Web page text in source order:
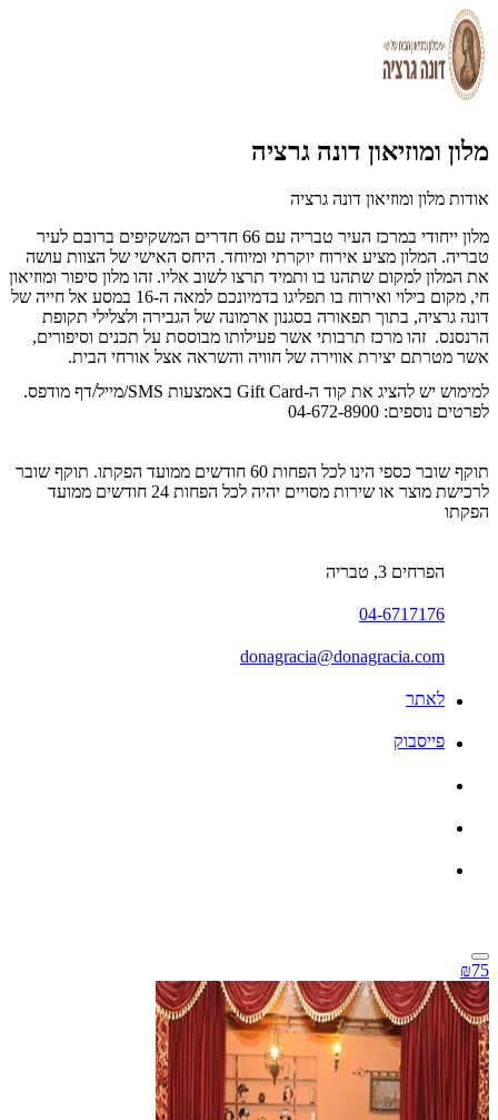
מלון ומוזיאון דונה גרציה
אודות מלון ומוזיאון דונה גרציה
מלון ייחודי במרכז העיר טבריה עם 66 חדרים המשקיפים ברובם לעיר
טבריה. המלון מציע אירוח יוקרתי ומיוחד. היחס האישי של הצוות עושה
את המלון למקום שתהנו בו ותמיד תרצו לשוב אליו. זהו מלון סיפור ומוזיאון
חי, מקום בילוי ואירוח בו תפליגו בדמיונכם למאה ה-16 במסע אל חייה של
דונה גרציה, בתוך תפאורה בסגנון ארמונה של הגבירה ולצלילי תקופת
הרנסנס. זהו מרכז תרבותי אשר פעילותו מבוססת על תכנים וסיפורים,
אשר מטרתם יצירת אווירה של חוויה והשראה אצל אורחי הבית.
למימוש יש להציג את קוד ה-Gift Card באמצעות SMS/מייל/דף מודפס.
לפרטים נוספים: 04-672-8900
תוקף שובר כספי הינו לכל הפחות 60 חודשים ממועד הפקתו. תוקף שובר
לרכישת מוצר או שירות מסויים יהיה לכל הפחות 24 חודשים ממועד
הפקתו
הפרחים 3, טבריה
04-6717176
donagracia@donagracia.com
לאתר
פייסבוק
₪75